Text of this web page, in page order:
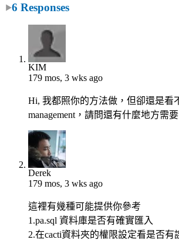
6 Responses
KIM
179 mos, 3 wks ago
Hi, 我都照你的方法做，但卻還是看
management，請問還有什麼地方需
Derek
179 mos, 3 wks ago
這裡有幾種可能提供你參考
1.pa.sql 資料庫是否有確實匯入
2.在cacti資料夾的權限設定看是否有